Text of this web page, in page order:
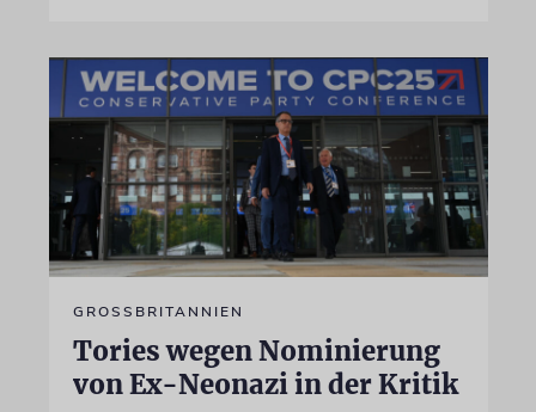
GROSSBRITANNIEN
Tories wegen Nominierung
von Ex-Neonazi in der Kritik